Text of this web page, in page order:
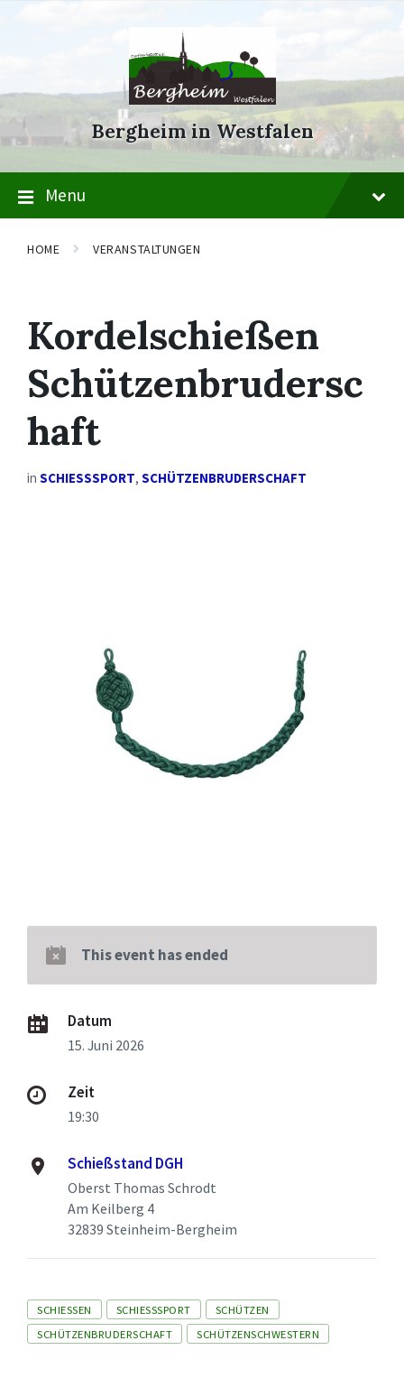
Skip
Skip
Skip
Bergheim in Westfalen
Menu
HOME VERANSTALTUNGEN
Kordelschießen
Schützenbrudersc
haft
in SCHIESSSPORT , SCHÜTZENBRUDERSCHAFT
This event has ended
Datum
15. Juni 2026
Zeit
19:30
Schießstand DGH
Oberst Thomas Schrodt
Am Keilberg 4
32839 Steinheim-Bergheim
Tags
SCHIESSEN SCHIESSSPORT
SCHÜTZEN
SCHÜTZENBRUDERSCHAFT
SCHÜTZENSCHWESTERN